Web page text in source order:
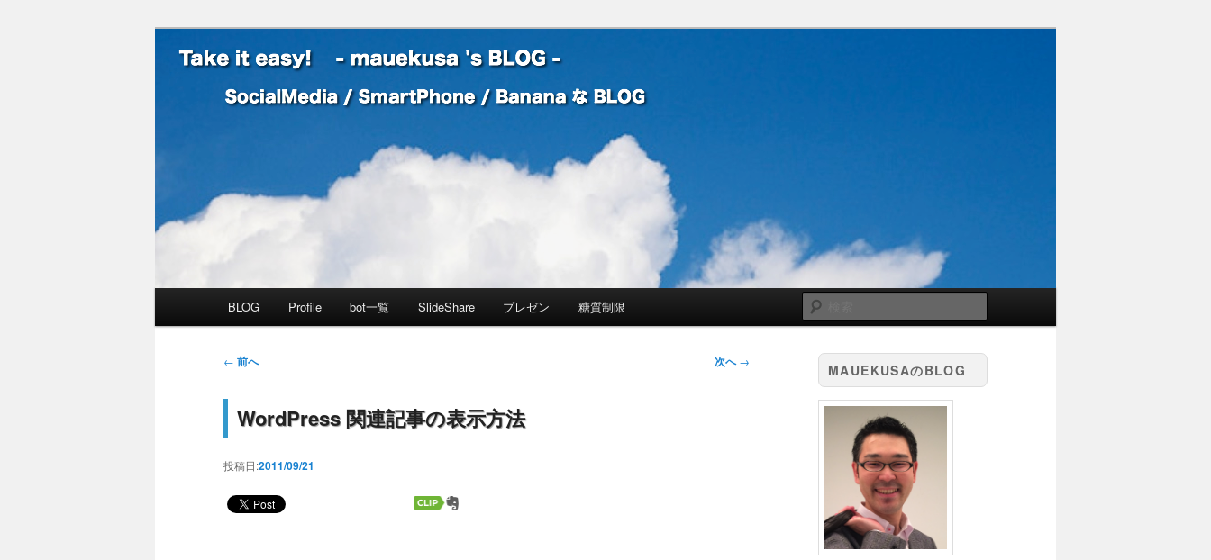
Take it easy! – mauekusa 's BLOG -
索
メインコンテンツへ移動
サブコンテンツへ移動
BLOG Profile bot一覧 SlideShare プレゼン 糖質制限
投稿ナビゲーション
← 前へ 次へ→
WordPress 関連記事の表示方法
投稿日:2011/09/21
MAUEKUSAのBLOG